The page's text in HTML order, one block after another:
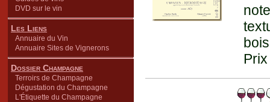
DVD sur le vin
Les Liens
Annuaire du Vin
Annuaire Sites de Vignerons
Dossier Champagne
Terroirs de Champagne
Dégustation du Champagne
L'Étiquette du Champagne